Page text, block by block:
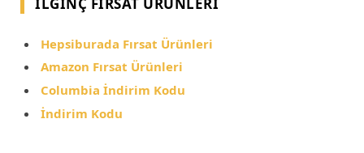
Hepsiburada Fırsat Ürünleri
Amazon Fırsat Ürünleri
Columbia İndirim Kodu
İndirim Kodu